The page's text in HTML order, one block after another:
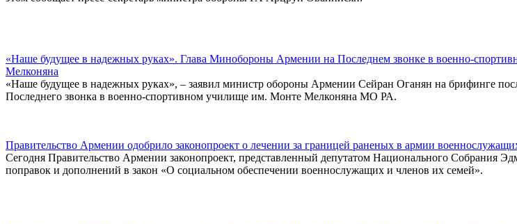
«Наше будущее в надежных руках». Глава Минобороны Армении на Последнем звонке в военно-
Мелконяна
«Наше будущее в надежных руках», – заявил министр обороны Армении Сейран Оганян на брифинге
Последнего звонка в военно-спортивном училище им. Монте Мелконяна МО РА.
Правительство Армении одобрило законопроект о лечении за границей раненых в армии
Сегодня Правительство Армении законопроект, представленный депутатом Национального Собрания
поправок и дополнений в закон «О социальном обеспечении военнослужащих и членов их семей».